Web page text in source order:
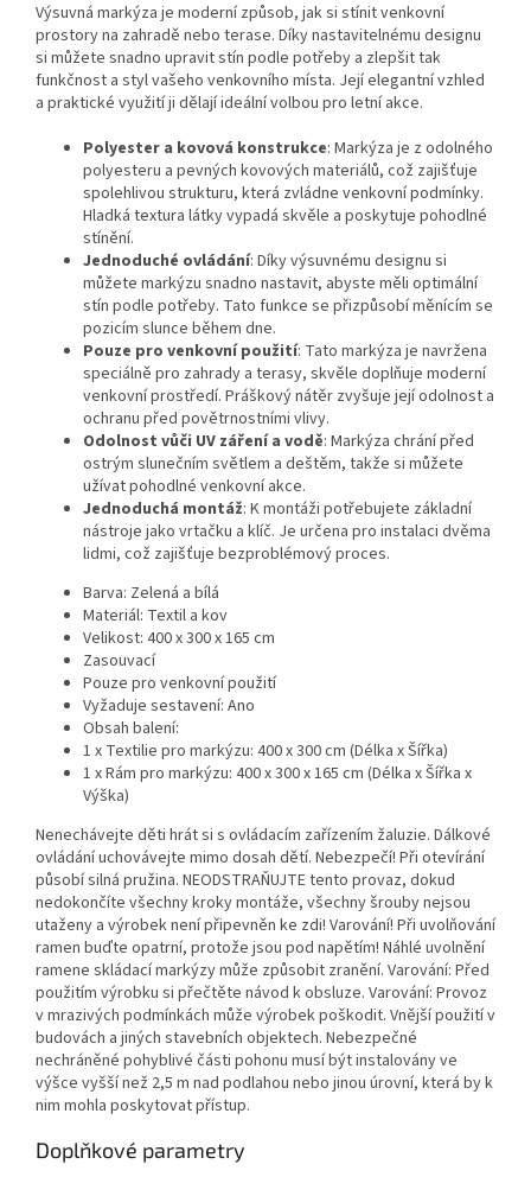
Výsuvná markýza je moderní způsob, jak si stínit venkovní
prostory na zahradě nebo terase. Díky nastavitelnému designu
si můžete snadno upravit stín podle potřeby a zlepšit tak
funkčnost a styl vašeho venkovního místa. Její elegantní vzhled
a praktické využití ji dělají ideální volbou pro letní akce.
Polyester a kovová konstrukce: Markýza je z odolného
polyesteru a pevných kovových materiálů, což zajišťuje
spolehlivou strukturu, která zvládne venkovní podmínky.
Hladká textura látky vypadá skvěle a poskytuje pohodlné
stínění.
Jednoduché ovládání: Díky výsuvnému designu si
můžete markýzu snadno nastavit, abyste měli optimální
stín podle potřeby. Tato funkce se přizpůsobí měnícím se
pozicím slunce během dne.
Pouze pro venkovní použití: Tato markýza je navržena
speciálně pro zahrady a terasy, skvěle doplňuje moderní
venkovní prostředí. Práškový nátěr zvyšuje její odolnost a
ochranu před povětrnostními vlivy.
Odolnost vůči UV záření a vodě: Markýza chrání před
ostrým slunečním světlem a deštěm, takže si můžete
užívat pohodlné venkovní akce.
Jednoduchá montáž: K montáži potřebujete základní
nástroje jako vrtačku a klíč. Je určena pro instalaci dvěma
lidmi, což zajišťuje bezproblémový proces.
Barva: Zelená a bílá
Materiál: Textil a kov
Velikost: 400 x 300 x 165 cm
Zasouvací
Pouze pro venkovní použití
Vyžaduje sestavení: Ano
Obsah balení:
1 x Textilie pro markýzu: 400 x 300 cm (Délka x Šířka)
1 x Rám pro markýzu: 400 x 300 x 165 cm (Délka x Šířka x
Výška)
Nenechávejte děti hrát si s ovládacím zařízením žaluzie. Dálkové
ovládání uchovávejte mimo dosah dětí. Nebezpečí! Při otevírání
působí silná pružina. NEODSTRAŇUJTE tento provaz, dokud
nedokončíte všechny kroky montáže, všechny šrouby nejsou
utaženy a výrobek není připevněn ke zdi! Varování! Při uvolňování
ramen buďte opatrní, protože jsou pod napětím! Náhlé uvolnění
ramene skládací markýzy může způsobit zranění. Varování: Před
použitím výrobku si přečtěte návod k obsluze. Varování: Provoz
v mrazivých podmínkách může výrobek poškodit. Vnější použití v
budovách a jiných stavebních objektech. Nebezpečné
nechráněné pohyblivé části pohonu musí být instalovány ve
výšce vyšší než 2,5 m nad podlahou nebo jinou úrovní, která by k
nim mohla poskytovat přístup.
Doplňkové parametry